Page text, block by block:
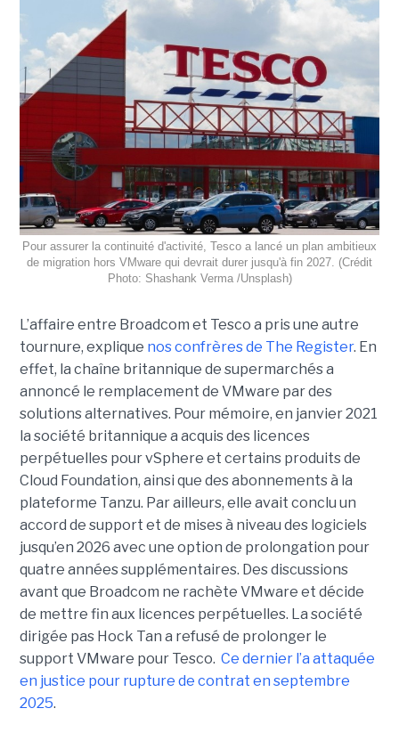
Pour assurer la continuité d'activité, Tesco a lancé un plan ambitieux
de migration hors VMware qui devrait durer jusqu'à fin 2027. (Crédit
Photo: Shashank Verma /Unsplash)
L’affaire entre Broadcom et Tesco a pris une autre
tournure, explique nos confrères de The Register. En
effet, la chaîne britannique de supermarchés a
annoncé le remplacement de VMware par des
solutions alternatives. Pour mémoire, en janvier 2021
la société britannique a acquis des licences
perpétuelles pour vSphere et certains produits de
Cloud Foundation, ainsi que des abonnements à la
plateforme Tanzu. Par ailleurs, elle avait conclu un
accord de support et de mises à niveau des logiciels
jusqu’en 2026 avec une option de prolongation pour
quatre années supplémentaires. Des discussions
avant que Broadcom ne rachète VMware et décide
de mettre fin aux licences perpétuelles. La société
dirigée pas Hock Tan a refusé de prolonger le
support VMware pour Tesco. Ce dernier l’a attaquée
en justice pour rupture de contrat en septembre
2025.